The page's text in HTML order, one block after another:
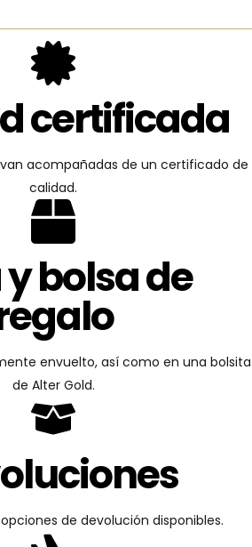
certificada
acompañadas de un certificado de
calidad.
bolsa de
envuelto, así como en una bolsita
de Alter Gold.
de devolución disponibles.